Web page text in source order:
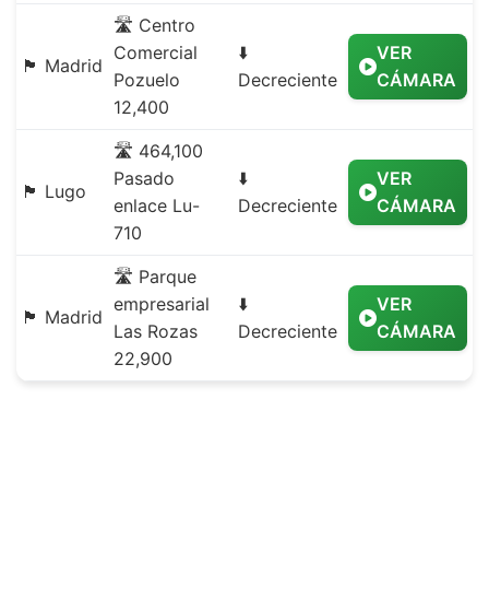
🏴 Madrid
🛣️ Centro
Comercial
Pozuelo
12,400
⬇️
Decreciente
VER
CÁMARA
🏴 Lugo
🛣️ 464,100
Pasado
enlace Lu-
710
⬇️
Decreciente
VER
CÁMARA
🏴 Madrid
🛣️ Parque
empresarial
Las Rozas
22,900
⬇️
Decreciente
VER
CÁMARA